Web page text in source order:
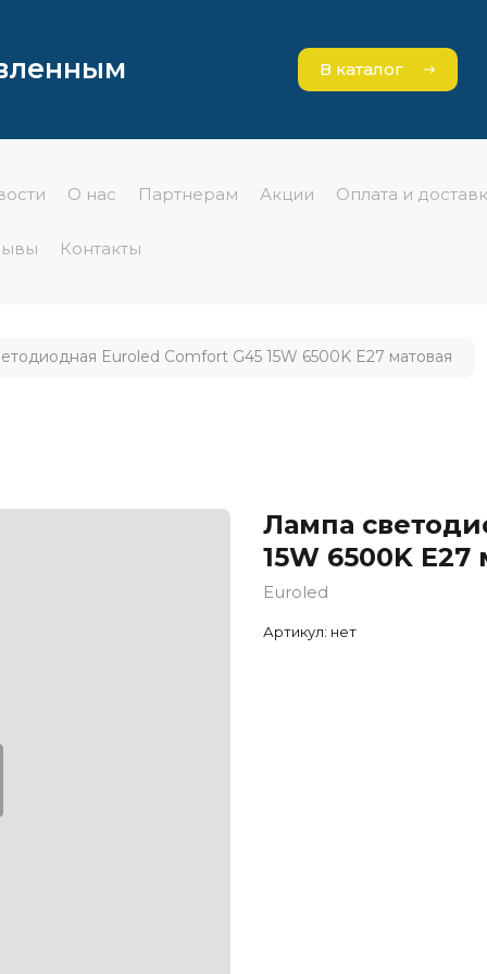
В каталог
О нас Партнерам Акции Оплата и
Контакты
Euroled Comfort G45 15W 6500K E27 матовая
Лампа
15W 6500K E27
Euroled
Артикул: нет